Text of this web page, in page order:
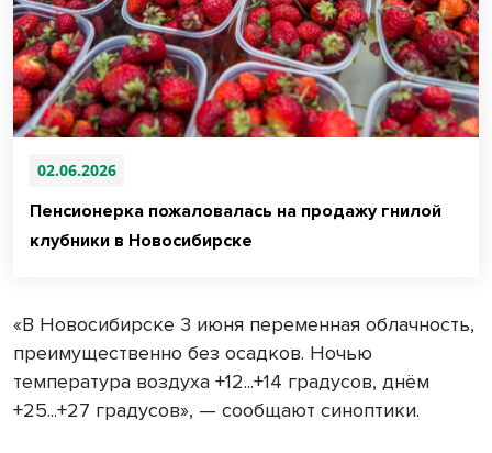
02.06.2026
Пенсионерка пожаловалась на продажу гнилой
клубники в Новосибирске
«В Новосибирске 3 июня переменная облачность,
преимущественно без осадков. Ночью
температура воздуха +12...+14 градусов, днём
+25...+27 градусов», — сообщают синоптики.